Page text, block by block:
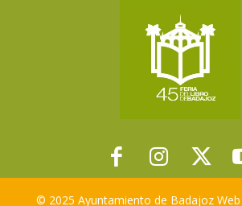
© 2025 Ayuntamiento de Badajoz